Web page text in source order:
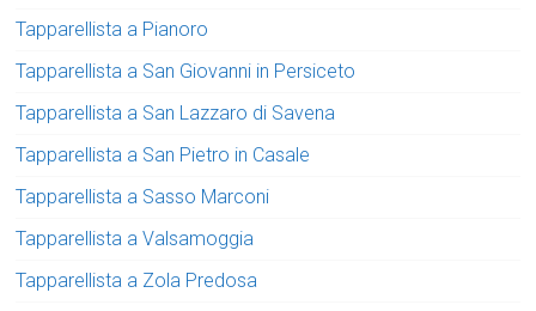
Tapparellista a Pianoro
Tapparellista a San Giovanni in Persiceto
Tapparellista a San Lazzaro di Savena
Tapparellista a San Pietro in Casale
Tapparellista a Sasso Marconi
Tapparellista a Valsamoggia
Tapparellista a Zola Predosa